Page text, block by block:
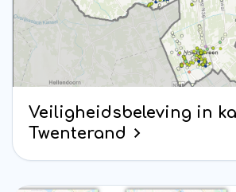
Veiligheidsbeleving in
Twenterand